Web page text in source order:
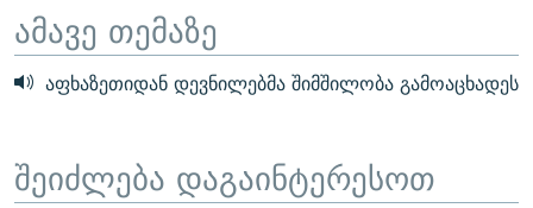
ამავე თემაზე
აფხაზეთიდან დევნილებმა შიმშილობა გამოაცხადეს
შეიძლება დაგაინტერესოთ